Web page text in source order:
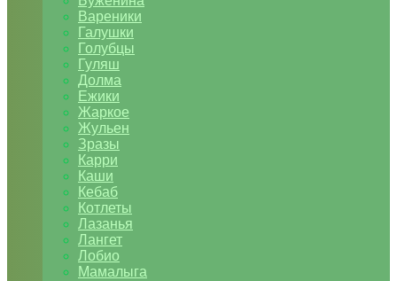
Вареники
Галушки
Голубцы
Гуляш
Долма
Ежики
Жаркое
Жульен
Зразы
Карри
Каши
Кебаб
Котлеты
Лазанья
Лангет
Лобио
Мамалыга